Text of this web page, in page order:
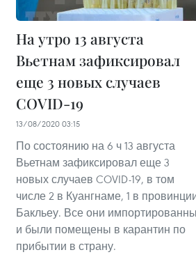
На утро 13 августа
Вьетнам зафиксировал
еще 3 новых случаев
COVID-19
13/08/2020 03:15
По состоянию на 6 ч 13 августа
Вьетнам зафиксировал еще 3
новых случаев COVID-19, в том
числе 2 в Куангнаме, 1 в
Бакльеу. Все они
и были помещены в карантин по
прибытии в страну.